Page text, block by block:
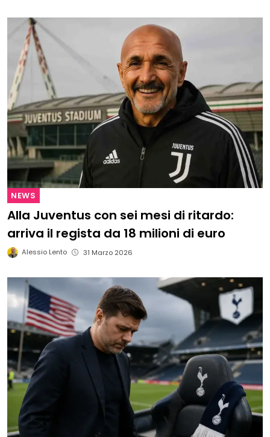
NEWS
Alla Juventus con sei mesi di ritardo:
arriva il regista da 18 milioni di euro
Alessio Lento 31 Marzo 2026